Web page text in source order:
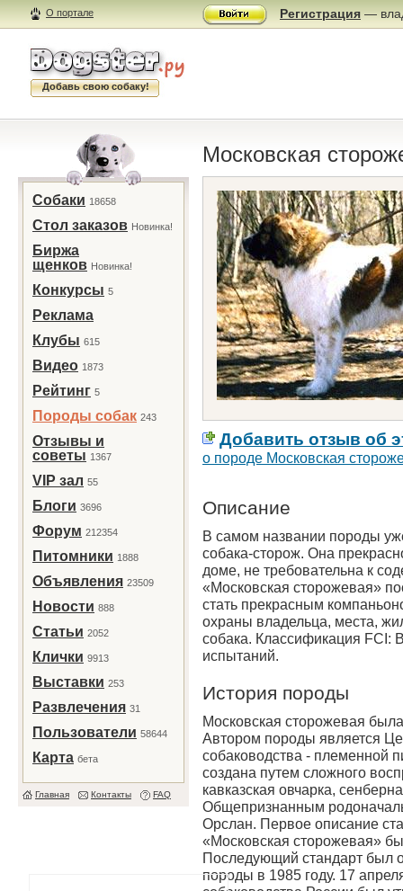
О портале Регистрация —
Добавь свою собаку!
Собаки 18658
Стол заказов Новинка!
Биржа
щенков Новинка!
Конкурсы 5
Реклама
Клубы 615
Видео 1873
Рейтинг 5
Породы собак 243
Отзывы и
советы 1367
VIP зал 55
Блоги 3696
Форум 212354
Питомники 1888
Объявления 23509
Новости 888
Статьи 2052
Клички 9913
Выставки 253
Развлечения 31
Пользователи 58644
Карта бета
Главная Контакты FAQ
Московская
Добавить отзыв об
о породе Московская
Описание
В самом названии породы
собака-сторож. Она
доме, не требовательна к
«Московская сторожевая»
стать прекрасным
охраны владельца, места,
собака. Классификация FCI:
испытаний.
История породы
Московская сторожевая
Автором породы является
собаководства - племенной
создана путем сложного
кавказская овчарка,
Общепризнанным
Орслан. Первое описание
«Московская сторожевая»
Последующий стандарт был
породы в 1985 году. 17